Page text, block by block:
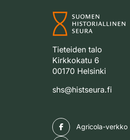
Tieteiden talo
Kirkkokatu 6
00170 Helsinki
shs@histseura.fi
Agricola-verkko